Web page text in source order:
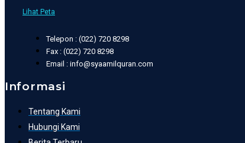
Lihat Peta
Telepon : (022) 720 8298
Fax : (022) 720 8298
Email : info@syaamilquran.com
Informasi
Tentang Kami
Hubungi Kami